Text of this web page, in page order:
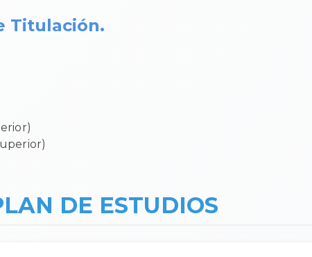
Titulación.
DE ESTUDIOS